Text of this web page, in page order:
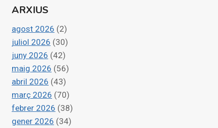
ARXIUS
agost 2026 (2)
juliol 2026 (30)
juny 2026 (42)
maig 2026 (56)
abril 2026 (43)
març 2026 (70)
febrer 2026 (38)
gener 2026 (34)